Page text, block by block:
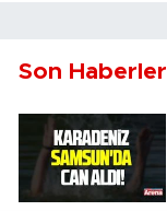
Son Haberler